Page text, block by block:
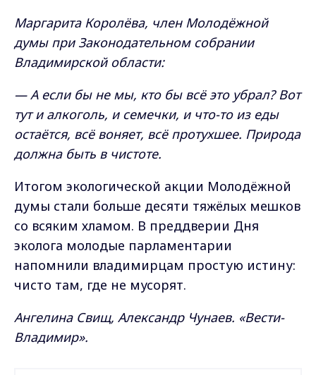
Маргарита Королёва, член Молодёжной
думы при Законодательном собрании
Владимирской области:
— А если бы не мы, кто бы всё это убрал? Вот
тут и алкоголь, и семечки, и что-то из еды
остаётся, всё воняет, всё протухшее. Природа
должна быть в чистоте.
Итогом экологической акции Молодёжной
думы стали больше десяти тяжёлых мешков
со всяким хламом. В преддверии Дня
эколога молодые парламентарии
напомнили владимирцам простую истину:
чисто там, где не мусорят.
Ангелина Свищ, Александр Чунаев. «Вести-
Владимир».